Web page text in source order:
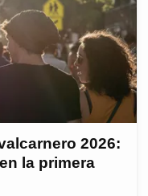
2026:
la primera